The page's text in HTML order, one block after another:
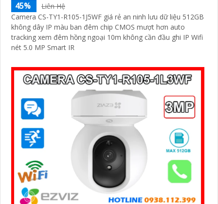
45%
Liên Hệ
Camera CS-TY1-R105-1J5WF giá rẻ an ninh lưu dữ liệu 512GB
không dây IP màu ban đêm chip CMOS mượt hơn auto
tracking xem đêm hồng ngoại 10m không cần đầu ghi IP Wifi
nét 5.0 MP Smart IR